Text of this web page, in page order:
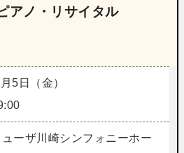
アノ・リサイタル
5日（金）
ューザ川崎シンフォニーホー